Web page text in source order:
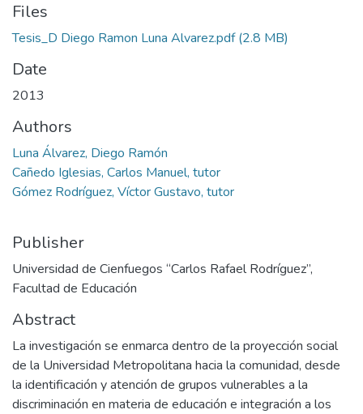
Files
Tesis_D Diego Ramon Luna Alvarez.pdf(2.8 MB)
Date
2013
Authors
Luna Álvarez, Diego Ramón
Cañedo Iglesias, Carlos Manuel, tutor
Gómez Rodríguez, Víctor Gustavo, tutor
Publisher
Universidad de Cienfuegos “Carlos Rafael Rodríguez”,
Facultad de Educación
Abstract
La investigación se enmarca dentro de la proyección social
de la Universidad Metropolitana hacia la comunidad, desde
la identificación y atención de grupos vulnerables a la
discriminación en materia de educación e integración a los